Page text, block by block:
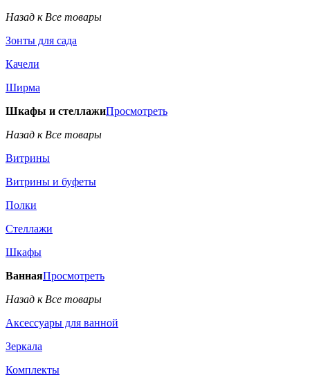
Назад к Все товары
Зонты для сада
Качели
Ширма
Шкафы и стеллажиПросмотреть
Назад к Все товары
Витрины
Витрины и буфеты
Полки
Стеллажи
Шкафы
ВаннаяПросмотреть
Назад к Все товары
Аксессуары для ванной
Зеркала
Комплекты